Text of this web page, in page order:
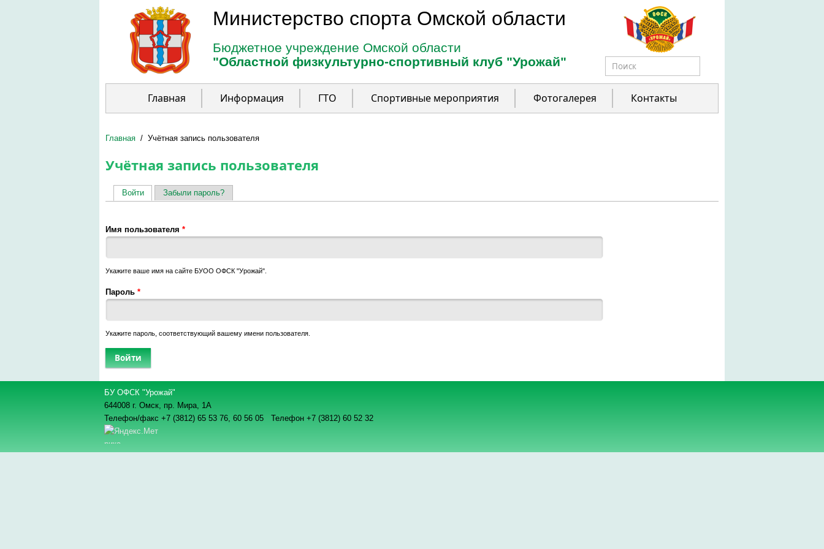
Министерство спорта Омской области
Бюджетное учреждение Омской области
"Областной физкультурно-спортивный клуб "Урожай"
Форма поиска
Главная
Информация ГТО Спортивные мероприятия Фотогалерея Контакты
Главная / Учётная запись пользователя
Учётная запись пользователя
Войти(активная вкладка)
Забыли пароль?
Имя пользователя *
Укажите ваше имя на сайте БУОО ОФСК "Урожай".
Пароль *
Укажите пароль, соответствующий вашему имени пользователя.
БУ ОФСК "Урожай"
644008 г. Омск, пр. Мира, 1А
Телефон/факс +7 (3812) 65 53 76, 60 56 05 Телефон +7 (3812) 60 52 32